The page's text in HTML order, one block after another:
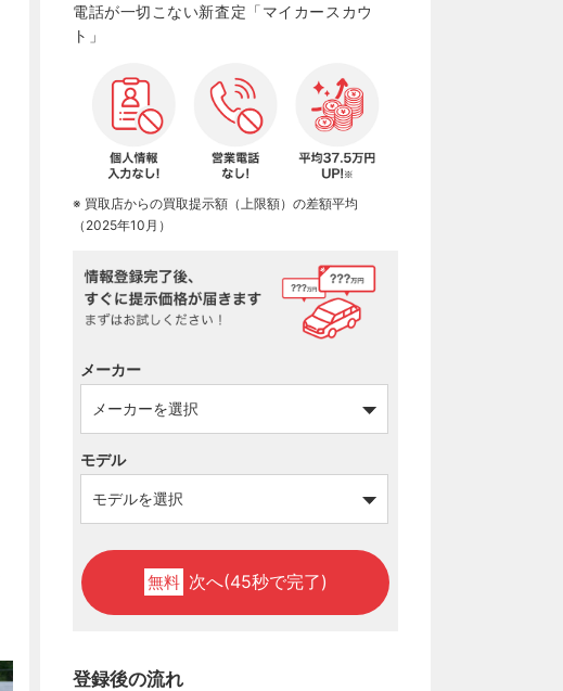
電話が一切こない新査定「マイカースカウ
ト」
※ 買取店からの買取提示額（上限額）の差額平均
（2025年10月）
メーカー
モデル
無料 次へ(45秒で完了)
登録後の流れ